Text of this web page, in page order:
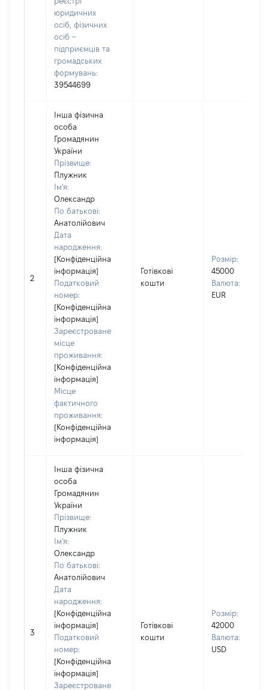
юридичних
осіб, фізичних
осіб –
підприємців та
громадських
формувань:
39544699
2
Інша фізична
особа
Громадянин
України
Прізвище:
Плужник
Ім'я:
Олександр
По батькові:
Анатолійович
Дата
народження:
[Конфіденційна
інформація]
Податковий
номер:
[Конфіденційна
інформація]
Зареєстроване
місце
проживання:
[Конфіденційна
інформація]
Місце
фактичного
проживання:
[Конфіденційна
інформація]
Готівкові
кошти
Розмір:
45000
Валюта:
EUR
3
Інша фізична
особа
Громадянин
України
Прізвище:
Плужник
Ім'я:
Олександр
По батькові:
Анатолійович
Дата
народження:
[Конфіденційна
інформація]
Податковий
номер:
[Конфіденційна
інформація]
Зареєстроване
Готівкові
кошти
Розмір:
42000
Валюта:
USD